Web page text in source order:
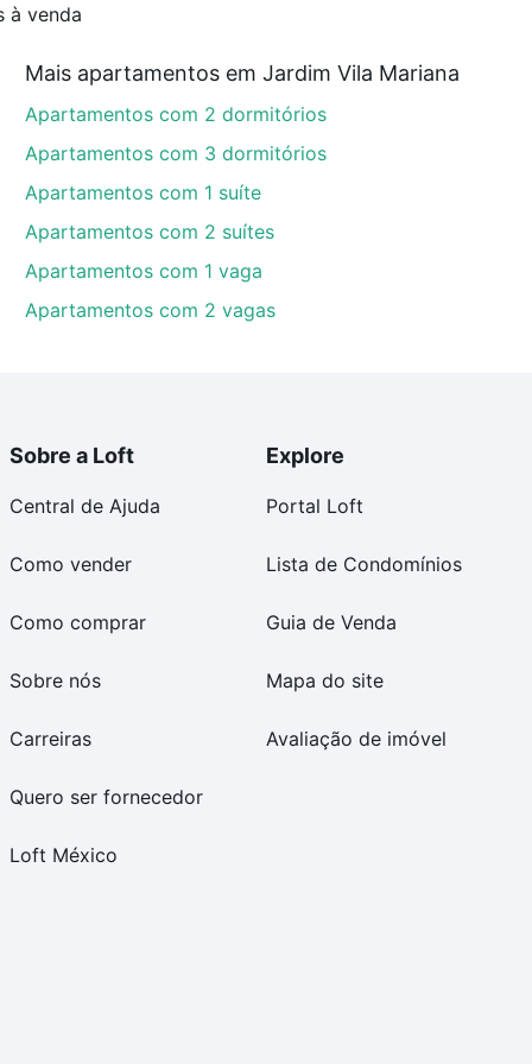
à venda
Mais apartamentos em Jardim Vila Mariana
Apartamentos com 2 dormitórios
Apartamentos com 3 dormitórios
Apartamentos com 1 suíte
Apartamentos com 2 suítes
Apartamentos com 1 vaga
Apartamentos com 2 vagas
Sobre a Loft
Central de Ajuda
Como vender
Como comprar
Sobre nós
Carreiras
Quero ser fornecedor
Loft México
Explore
Portal Loft
Lista de Condomínios
Guia de Venda
Mapa do site
Avaliação de imóvel